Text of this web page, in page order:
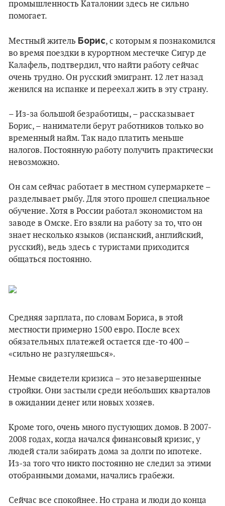
промышленность Каталонии здесь не сильно
помогает.
Местный житель Борис, с которым я познакомился
во время поездки в курортном местечке Сигур де
Калафель, подтвердил, что найти работу сейчас
очень трудно. Он русский эмигрант. 12 лет назад
женился на испанке и переехал жить в эту страну.
– Из-за большой безработицы, – рассказывает
Борис, – наниматели берут работников только во
временный найм. Так надо платить меньше
налогов. Постоянную работу получить практически
невозможно.
Он сам сейчас работает в местном супермаркете –
разделывает рыбу. Для этого прошел специальное
обучение. Хотя в России работал экономистом на
заводе в Омске. Его взяли на работу за то, что он
знает несколько языков (испанский, английский,
русский), ведь здесь с туристами приходится
общаться постоянно.
Средняя зарплата, по словам Бориса, в этой
местности примерно 1500 евро. После всех
обязательных платежей остается где-то 400 –
«сильно не разгуляешься».
Немые свидетели кризиса – это незавершенные
стройки. Они застыли среди небольших кварталов
в ожидании денег или новых хозяев.
Кроме того, очень много пустующих домов. В 2007-
2008 годах, когда начался финансовый кризис, у
людей стали забирать дома за долги по ипотеке.
Из-за того что никто постоянно не следил за этими
отобранными домами, начались грабежи.
Сейчас все спокойнее. Но страна и люди до конца